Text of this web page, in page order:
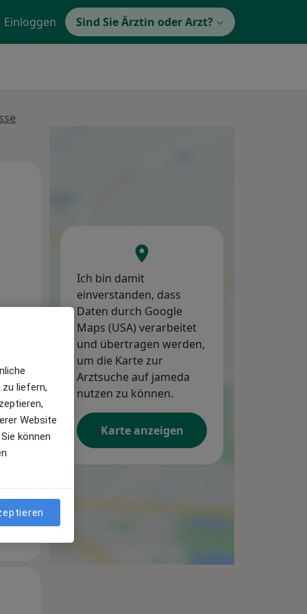
Einloggen Sind Sie Ärztin oder Arzt?
So,
9 Aug
Mo, Di,
Ich bin damit
einverstanden, dass
Daten durch Google
Maps (USA) verarbeitet
und übertragen werden,
um die Karte zur
Arztsuche auf jameda
nutzen zu können.
Karte anzeigen
liefern,
Website
können